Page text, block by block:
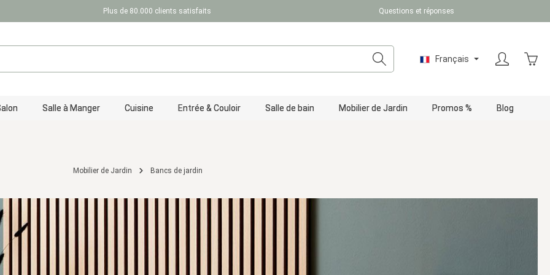
Plus de 80.000 clients satisfaits Questions et réponses
Français
Salle à Manger Cuisine Entrée & Couloir Salle de bain Mobilier de Jardin Promos % Blog
Mobilier de Jardin Bancs de jardin